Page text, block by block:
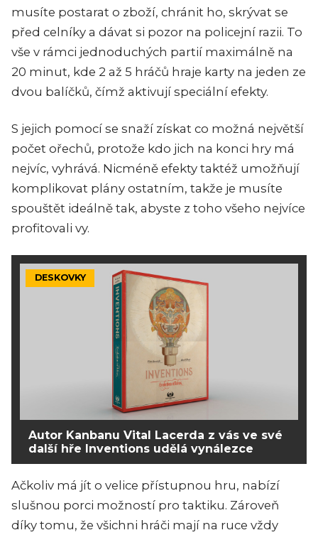
musíte postarat o zboží, chránit ho, skrývat se
před celníky a dávat si pozor na policejní razii. To
vše v rámci jednoduchých partií maximálně na
20 minut, kde 2 až 5 hráčů hraje karty na jeden ze
dvou balíčků, čímž aktivují speciální efekty.
S jejich pomocí se snaží získat co možná největší
počet ořechů, protože kdo jich na konci hry má
nejvíc, vyhrává. Nicméně efekty taktéž umožňují
komplikovat plány ostatním, takže je musíte
spouštět ideálně tak, abyste z toho všeho nejvíce
profitovali vy.
DESKOVKY
Autor Kanbanu Vital Lacerda z vás ve své
další hře Inventions udělá vynálezce
Ačkoliv má jít o velice přístupnou hru, nabízí
slušnou porci možností pro taktiku. Zároveň
díky tomu, že všichni hráči mají na ruce vždy